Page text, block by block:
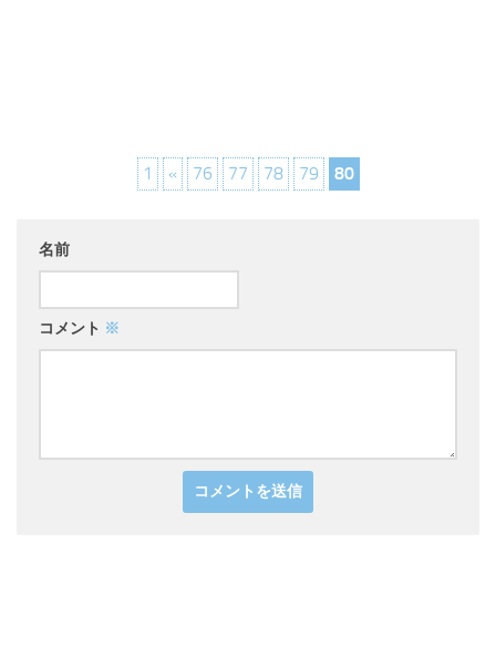
1 « 76 77 78 79 80
名前
コメント ※